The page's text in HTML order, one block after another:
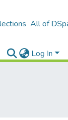
All of
Log In